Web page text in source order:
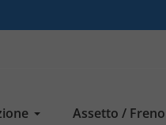
Assetto / Freno